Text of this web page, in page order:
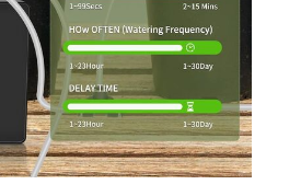
paramètres même
après une panne
de courant,
reprenant
automatiquement
lorsque
l'alimentation est